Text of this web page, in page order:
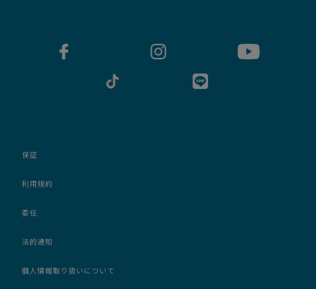
保証
利用規約
委任
法的通知
個人情報取り扱いについて